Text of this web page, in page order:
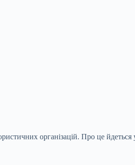
організацій. Про це йдеться